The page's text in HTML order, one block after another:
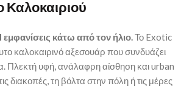
εμφανίσεις κάτω από τον ήλιο.Το Exotic
καλοκαιρινό αξεσουάρ που συνδυάζει
Πλεκτή υφή, ανάλαφρη αίσθηση και urban
διακοπές, τη βόλτα στην πόλη ή τις μέρες